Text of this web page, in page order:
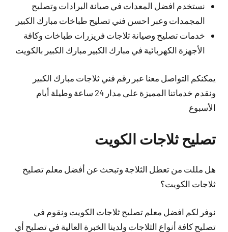
نستخدم افضل المعدات في صيانة البرادات وتصليح
المجمدات وعبر احسن فني تصليح طباخات مبارك الكبير
خدمات تصليح وصيانة ثلاجات فريزرات طباخات وكافة
الأجهزة الكهربائية في مبارك الكبير مبارك الكبير بالكويت
يمكنكم التواصل معنا عبر رقم فني ثلاجات مبارك الكبير
ونقدم خدماتنا المميزة على مدار 24 ساعة وطيلة أيام
الأسبوع
تصليح ثلاجات الكويت
هل مللت من تعطل الثلاجة وتبحث عن أفضل معلم تصليح
ثلاجات الكويت؟
نوفر لكم افضل معلم تصليح ثلاجات الكويت ونقوم في
تصليح كافة أنواع الثلاجات ولدينا الخبرة العالية في تصليح أي